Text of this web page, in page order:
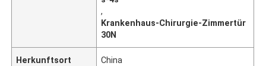
,
Krankenhaus-Chirurgie-Zimmertür
30N
Herkunftsort China